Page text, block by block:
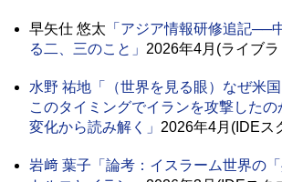
早矢仕 悠太 「アジア情報研修追記──
る二、三のこと」 2026年4月(ライブ
水野 祐地 「（世界を見る眼）なぜ米
このタイミングでイランを攻撃した
変化から読み解く」 2026年4月(IDEス
岩﨑 葉子 「論考：イスラーム世界